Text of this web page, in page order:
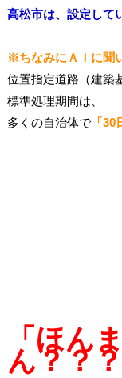
高松市は、設定して
※ちなみにＡＩに聞
位置指定道路（建築
標準処理期間は、
多くの自治体で「30
「ほん
ん？？